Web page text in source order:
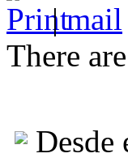
|
There
Desde